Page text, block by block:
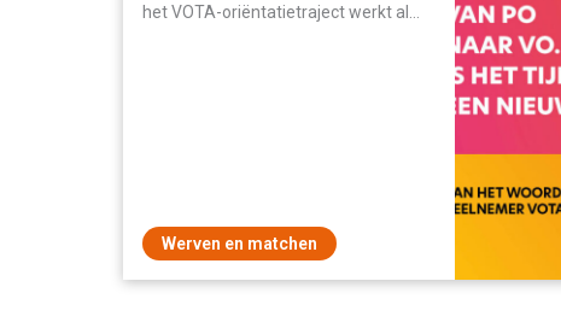
het VOTA-oriëntatietraject werkt al
Werven en matchen